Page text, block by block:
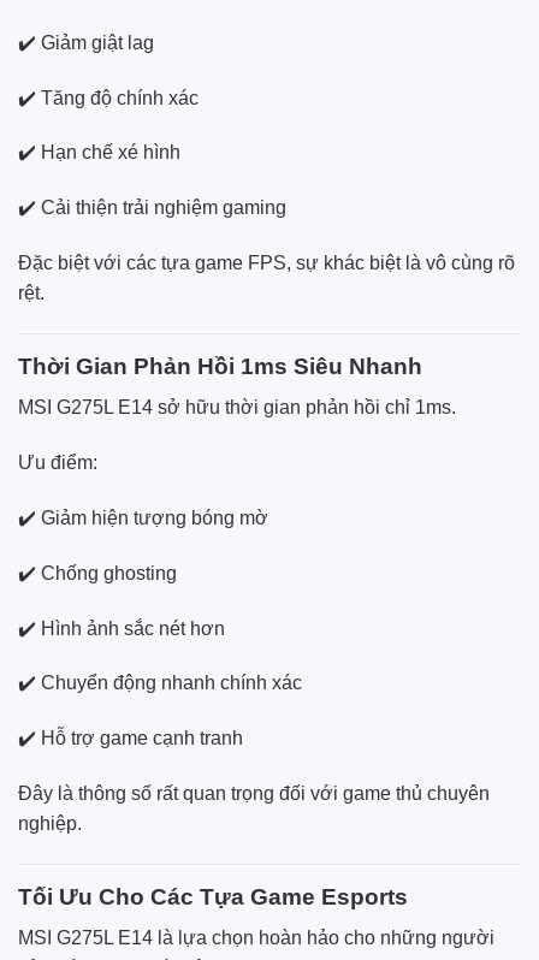
✔️ Giảm giật lag
✔️ Tăng độ chính xác
✔️ Hạn chế xé hình
✔️ Cải thiện trải nghiệm gaming
Đặc biệt với các tựa game FPS, sự khác biệt là vô cùng rõ
rệt.
Thời Gian Phản Hồi 1ms Siêu Nhanh
MSI G275L E14 sở hữu thời gian phản hồi chỉ 1ms.
Ưu điểm:
✔️ Giảm hiện tượng bóng mờ
✔️ Chống ghosting
✔️ Hình ảnh sắc nét hơn
✔️ Chuyển động nhanh chính xác
✔️ Hỗ trợ game cạnh tranh
Đây là thông số rất quan trọng đối với game thủ chuyên
nghiệp.
Tối Ưu Cho Các Tựa Game Esports
MSI G275L E14 là lựa chọn hoàn hảo cho những người